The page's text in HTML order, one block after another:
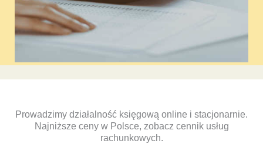
Prowadzimy działalność księgową online i stacjonarnie.
Najniższe ceny w Polsce, zobacz cennik usług
rachunkowych.